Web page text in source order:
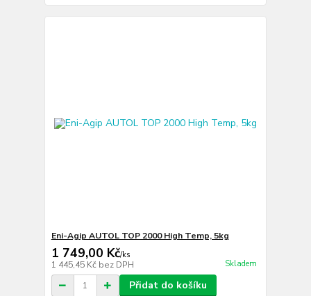
Eni-Agip AUTOL TOP 2000 High Temp, 5kg
1 749,00 Kč/ks
1 445,45 Kč bez DPH Skladem
Přidat do košíku